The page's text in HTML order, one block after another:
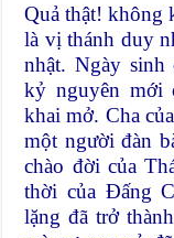
Quả thật! không
là vị thánh duy
nhật. Ngày sinh
kỷ nguyên mới
khai mở. Cha
một người đàn
chào đời của
thời của Đấng
lặng đã trở